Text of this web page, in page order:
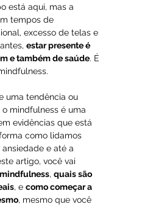
está aqui, mas a
tempos de
excesso de telas e
estar presente é
e também de saúde. É
uma tendência ou
mindfulness é uma
evidências que está
como lidamos
e até a
artigo, você vai
, quais são
, e como começar a
, mesmo que você